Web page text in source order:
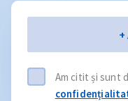
Am citit și sunt